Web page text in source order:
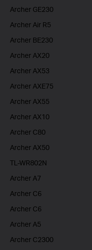
Archer GE230
Archer Air R5
Archer BE230
Archer AX20
Archer AX53
Archer AXE75
Archer AX55
Archer AX10
Archer C80
Archer AX50
TL-WR802N
Archer A7
Archer C6
Archer C6
Archer A5
Archer C2300